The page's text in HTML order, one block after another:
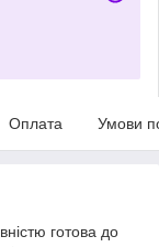
Оплата Умови
готова до